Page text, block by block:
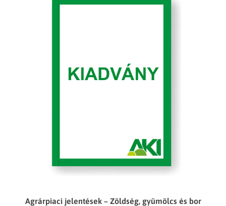
Agrárpiaci jelentések – Zöldség, gyümölcs és bor